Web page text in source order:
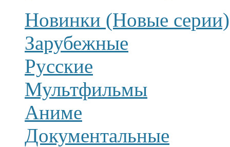
Новинки (Новые серии)
Зарубежные
Русские
Мультфильмы
Аниме
Документальные